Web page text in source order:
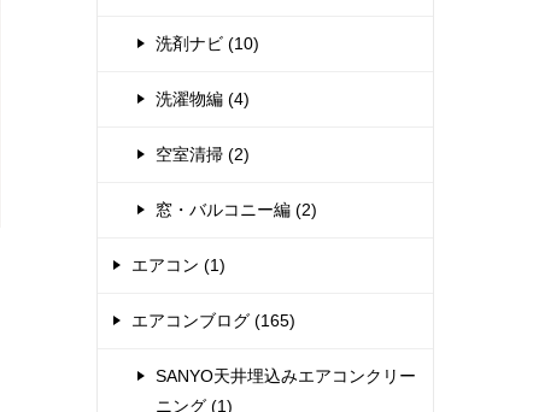
洗剤ナビ (10)
洗濯物編 (4)
空室清掃 (2)
窓・バルコニー編 (2)
エアコン (1)
エアコンブログ (165)
SANYO天井埋込みエアコンクリー
ニング (1)